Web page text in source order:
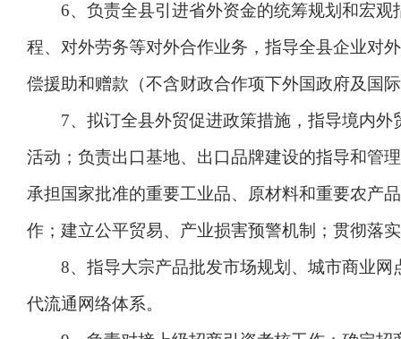
6、负责全县引进省外资金的统筹规划和宏观
程、对外劳务等对外合作业务，指导全县企业对
偿援助和赠款（不含财政合作项下外国政府及国
7、拟订全县外贸促进政策措施，指导境内外
活动；负责出口基地、出口品牌建设的指导和管
承担国家批准的重要工业品、原材料和重要农产
作；建立公平贸易、产业损害预警机制；贯彻落
8、指导大宗产品批发市场规划、城市商业网
代流通网络体系。